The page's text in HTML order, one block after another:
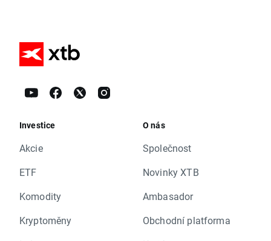
Investice
Akcie
ETF
Komodity
Kryptoměny
O nás
Společnost
Novinky XTB
Ambasador
Obchodní platforma